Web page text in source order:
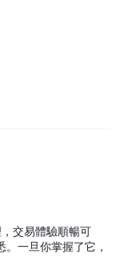
交易體驗順暢可
一旦你掌握了它，